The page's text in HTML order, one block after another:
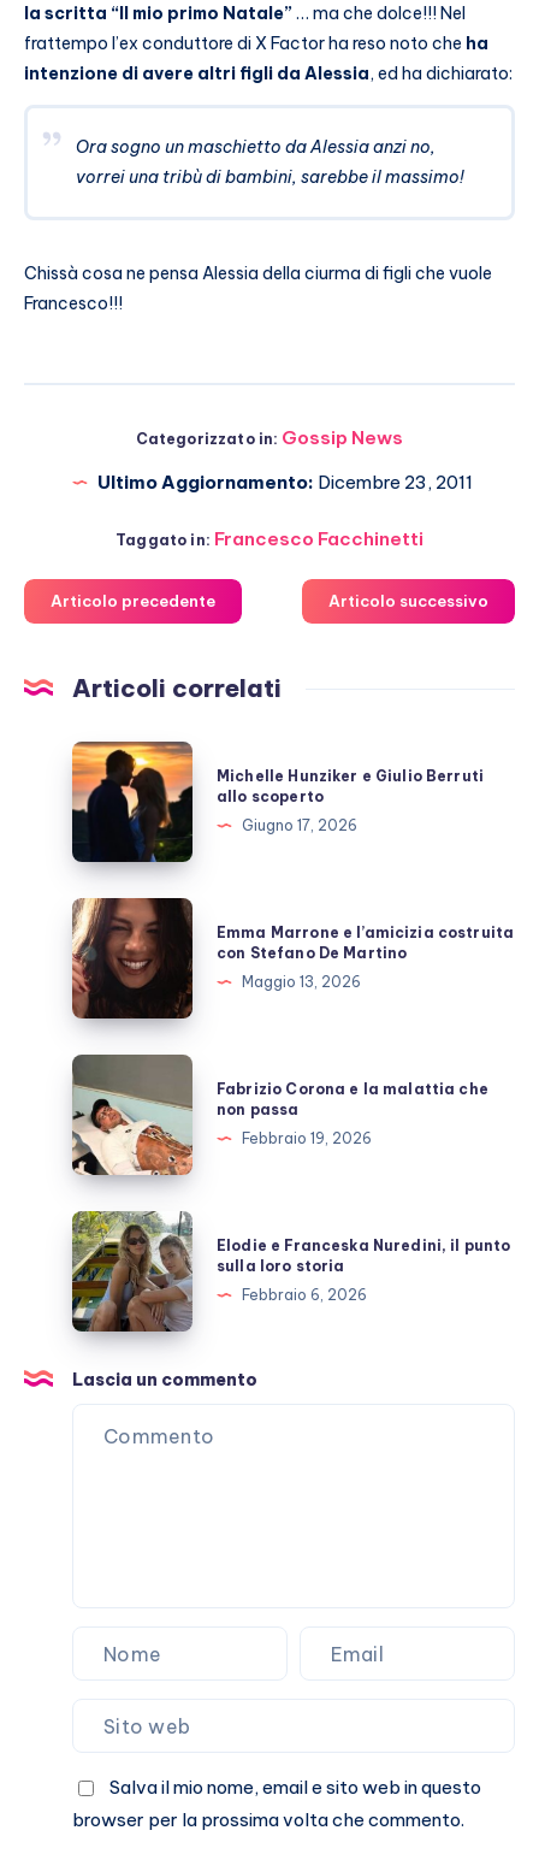
la scritta “Il mio primo Natale” … ma che dolce!!! Nel
frattempo l’ex conduttore di X Factor ha reso noto che ha
intenzione di avere altri figli da Alessia, ed ha dichiarato:
Ora sogno un maschietto da Alessia anzi no,
vorrei una tribù di bambini, sarebbe il massimo!
Chissà cosa ne pensa Alessia della ciurma di figli che vuole
Francesco!!!
Categorizzato in: Gossip News
Ultimo Aggiornamento: Dicembre 23, 2011
Taggato in: Francesco Facchinetti
Articolo precedente Articolo successivo
Articoli correlati
Michelle
Hunziker
e
Berruti
allo
scoperto
Michelle Hunziker e Giulio Berruti
allo scoperto
Giugno 17, 2026
Emma
Marrone
e
l’amicizia
costruita
con
Stefano
De
Martino
Emma Marrone e l’amicizia costruita
con Stefano De Martino
Maggio 13, 2026
Fabrizio
Corona
e
la
malattia
che
non
passa
Fabrizio Corona e la malattia che
non passa
Febbraio 19, 2026
Elodie
e
Franceska
Nuredini,
punto
sulla
Elodie e Franceska Nuredini, il punto
sulla loro storia
Febbraio 6, 2026
Lascia un commento
Salva il mio nome, email e sito web in questo
browser per la prossima volta che commento.